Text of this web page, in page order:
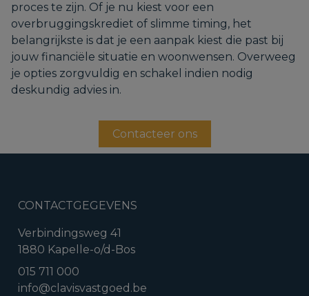
proces te zijn. Of je nu kiest voor een
overbruggingskrediet of slimme timing, het
belangrijkste is dat je een aanpak kiest die past bij
jouw financiële situatie en woonwensen. Overweeg
je opties zorgvuldig en schakel indien nodig
deskundig advies in.
Contacteer ons
CONTACTGEGEVENS
Verbindingsweg 41
1880 Kapelle-o/d-Bos
015 711 000
info@clavisvastgoed.be